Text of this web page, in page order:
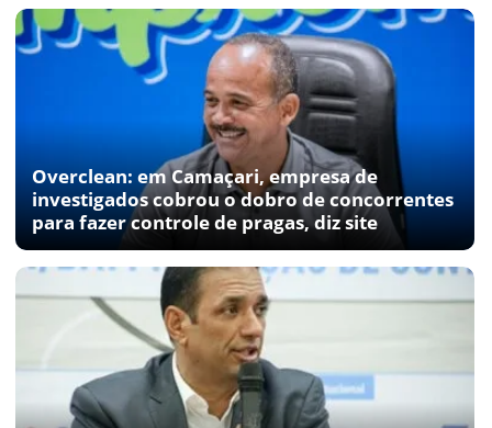
Overclean: em Camaçari, empresa de
investigados cobrou o dobro de concorrentes
para fazer controle de pragas, diz site